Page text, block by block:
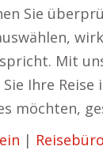
Sie
Mit
Ihre
möchten,
|